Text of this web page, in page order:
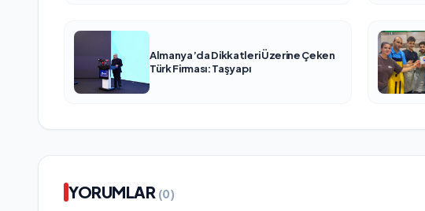
Almanya’da Dikkatleri Üzerine Çeken
Türk Firması: Taşyapı
YORUMLAR (0)